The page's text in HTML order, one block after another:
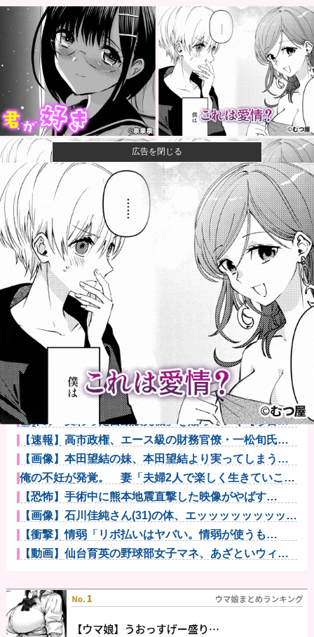
【悲報】コレコレ、月収1億円ｗｗｗそりゃ外出るのに
ボディガー...
【悲報】有名漫画家、がんを公表「大腸癌になってし
まいました。...
【画像】コスプレイヤーが死ぬ気で痩せた結果ｗｗｗ
【悲報】大学生の頃に出会った小学生と結婚した男、
めちゃくちゃ...
【悲報】週間少年ジャンプの「グッズ(43億円分)」を注
文し全...
非現実的なリベラル政策をゴリ押しした東京大学、貯
金から無駄金...
世界の「変わった自動販売機」を貼っていく【珍百
景】他
【速報】高市政権、エース級の財務官僚・一松旬氏を
左遷「彼は協...
【画像】本田望結の妹、本田望結より実ってしまうｗ
ｗｗｗｗｗｗ...
俺の不妊が発覚。 妻「夫婦2人で楽しく生きていこう
よ！」俺「...
【恐怖】手術中に熊本地震直撃した映像がやばす
ぎ・・・他
【画像】石川佳純さん(31)の体、エッッッッッッッッッ
ッッッ...
【衝撃】情弱「リボ払いはヤバい。情弱が使うも
の」 情強「リボ...
【動画】仙台育英の野球部女子マネ、あざといウィン
広告を閉じる